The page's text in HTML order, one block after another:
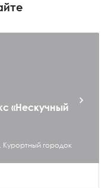
«Нескучный
городок